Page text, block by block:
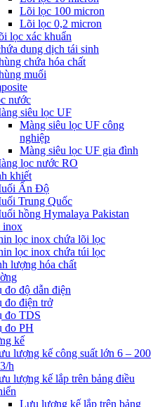
Lõi lọc 100 micron
Lõi lọc 0,2 micron
lọc xác khuẩn
dung dịch tái sinh
chứa hóa chất
muối
nước
siêu lọc UF
Màng siêu lọc UF công
nghiệp
Màng siêu lọc UF gia đình
lọc nước RO
khiết
Ấn Độ
Trung Quốc
hồng Hymalaya Pakistan
inox
lọc inox chứa lõi lọc
lọc inox chứa túi lọc
lượng hóa chất
đo độ dẫn điện
đo điện trở
đo TDS
đo PH
kế
lượng kế công suất lớn 6 – 200
h
lượng kế lắp trên bảng điều
Lưu lượng kế lắp trên bảng